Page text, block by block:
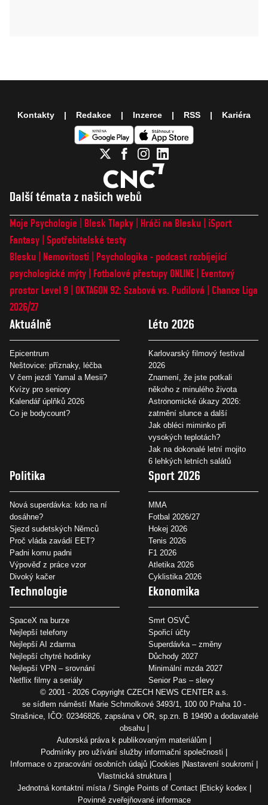
Další témata z našich webů
Moje Psychologie Blesk Tlapky Hráči na Blesku
iSport
Fantasy Spotřebitelské testy
Blesku
Nemovitosti
Psychologika - podcast rozbíjející
psychologické mýty
Fotbalové přestupy ONLINE
Eventový
prostor Level 9 OKTAGON 92: Szabová vs. Pudilová
Chance Liga
2026/27
Aktuálně
Epicentrum
Neštovice: příznaky, léčba
V čem jezdí Yamal a Mesii?
Kvízy pro seniory
Kalendář úplňků 2026
Co je bodycount?
Léto 2026
Karlovarský filmový festival
2026
Znamení, že jste potkali
někoho z minulého života
Astronomické úkazy 2026:
zatmění slunce a další
Jak obléci miminko při
vysokých teplotách?
Jak na dokonalé letní mojito
6 lehkých letních salátů
Politika
Nová superdávka: kdo na ní
dosáhne?
Sjezd sudetských Němců
Proč vláda zavádí EET?
Padni komu padni
Výpověď z práce vzor
Divoký kačer
Sport 2026
MMA
Fotbal 2026/27
Hokej 2026
Tenis 2026
F1 2026
Atletika 2026
Cyklistika 2026
Technologie
SpaceX na burze
Nejlepší telefony
Nejlepší AI zdarma
Nejlepší chytré hodinky
Nejlepší VPN – srovnání
Netflix filmy a seriály
Ekonomika
Smrt OSVČ
Spořicí účty
Superdávka – změny
Důchody 2027
Minimální mzda 2027
Senior Pas – slevy
Kontakty Redakce Inzerce RSS Kariéra
© 2001 - 2026 Copyright CZECH NEWS CENTER a.s.
se sídlem náměstí Marie Schmolkové 3493/1, 100 00 Praha 10 -
Strašnice, IČO: 02346826, zapsána v OR, sp.zn. B 19490 a dodavatelé
obsahu
Autorská práva k publikovaným materiálům
Podmínky pro užívání služby informační společnosti
Informace o zpracování osobních údajů Cookies Nastavení soukromí
Vlastnická struktura
Jednotná kontaktní místa / Single Points of Contact Etický kodex
Povinně zveřejňované informace